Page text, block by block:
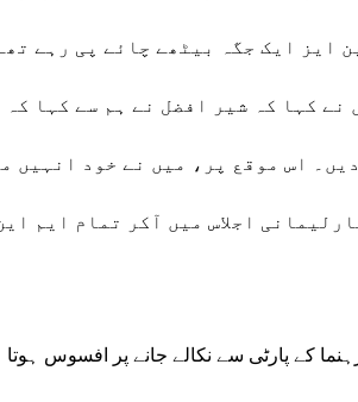
ایز ایک جگہ بیٹھے چائے پی رہے
نے کہا کہ شیر افضل نے ہم سے کہا
اس موقع پر، میں نے خود انہیں
اجلاس میں آکر تمام ایم
کے پارٹی سے نکالے جانے پر افسوس